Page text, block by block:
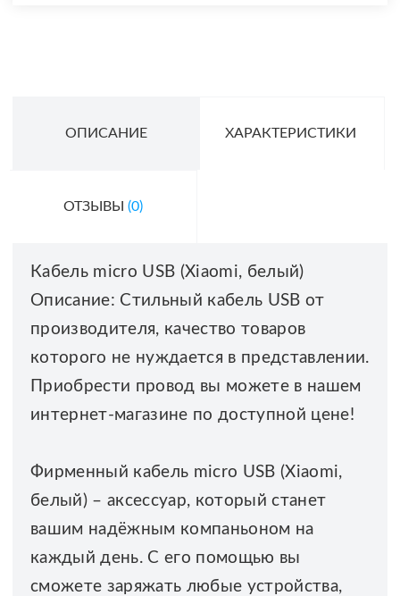
ОПИСАНИЕ ХАРАКТЕРИСТИКИ
ОТЗЫВЫ (0)
Кабель micro USB (Xiaomi, белый)
Описание: Стильный кабель USB от
производителя, качество товаров
которого не нуждается в представлении.
Приобрести провод вы можете в нашем
интернет-магазине по доступной цене!
Фирменный кабель micro USB (Xiaomi,
белый) – аксессуар, который станет
вашим надёжным компаньоном на
каждый день. С его помощью вы
сможете заряжать любые устройства,